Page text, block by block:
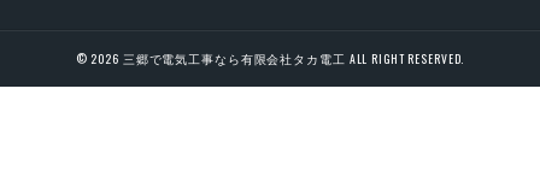
© 2026 三郷で電気工事なら有限会社タカ電工 ALL RIGHT RESERVED.